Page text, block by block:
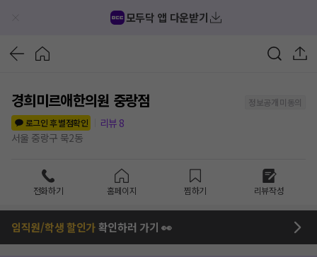
모두닥 앱 다운받기
경희미르애한의원 중랑점
정보공개 미동의
로그인 후 별점확인
리뷰 8
서울 중랑구 묵2동
전화하기 홈페이지 찜하기 리뷰작성
임직원/학생 할인가확인하러 가기 👀